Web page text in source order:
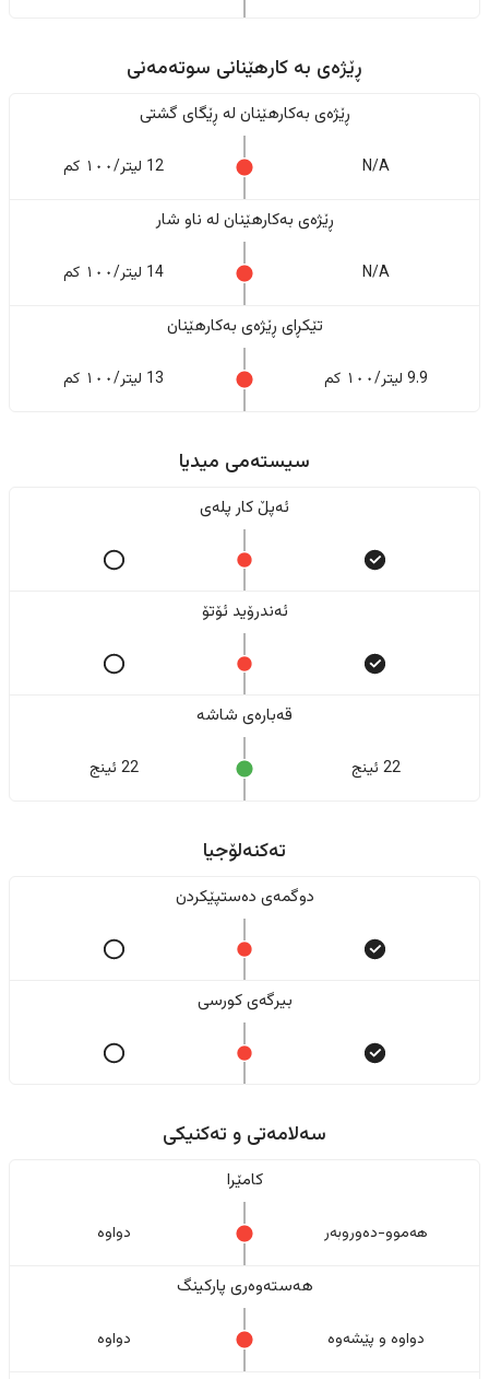
ڕێژەى به کارهێنانی سوتەمەنی
ڕێژەى بەکارهێنان له ڕێگای گشتی
N/A 12 لیتر/١٠٠ کم
ڕێژەى بەکارهێنان له ناو شار
N/A 14 لیتر/١٠٠ کم
تێکڕای ڕێژەى بەکارهێنان
9.9 لیتر/١٠٠ کم 13 لیتر/١٠٠ کم
سیستەمی میدیا
ئەپڵ کار پلەی
ئەندرۆید ئۆتۆ
قەبارەی شاشە
22 ئینج 22 ئینج
تەکنەلۆجیا
دوگمەی دەستپێکردن
بیرگەی کورسی
سەلامەتی و تەکنیکی
کامێرا
هەموو-دەوروبەر دواوە
هەستەوەری پارکینگ
دواوە و پێشەوە دواوە